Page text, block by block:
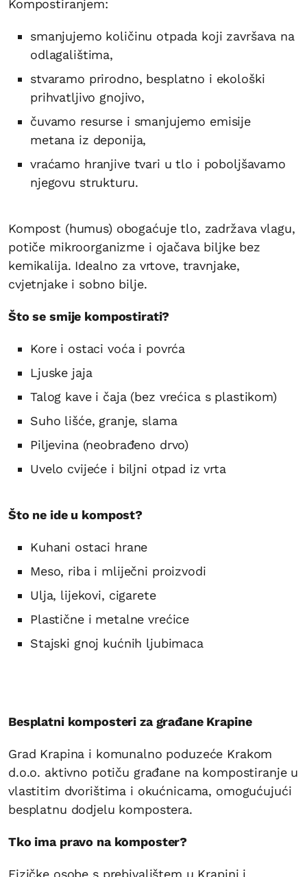
Kompostiranjem:
smanjujemo količinu otpada koji završava na
odlagalištima,
stvaramo prirodno, besplatno i ekološki
prihvatljivo gnojivo,
čuvamo resurse i smanjujemo emisije
metana iz deponija,
vraćamo hranjive tvari u tlo i poboljšavamo
njegovu strukturu.
Kompost (humus) obogaćuje tlo, zadržava vlagu,
potiče mikroorganizme i ojačava biljke bez
kemikalija. Idealno za vrtove, travnjake,
cvjetnjake i sobno bilje.
Što se smije kompostirati?
Kore i ostaci voća i povrća
Ljuske jaja
Talog kave i čaja (bez vrećica s plastikom)
Suho lišće, granje, slama
Piljevina (neobrađeno drvo)
Uvelo cvijeće i biljni otpad iz vrta
Što ne ide u kompost?
Kuhani ostaci hrane
Meso, riba i mliječni proizvodi
Ulja, lijekovi, cigarete
Plastične i metalne vrećice
Stajski gnoj kućnih ljubimaca
Besplatni komposteri za građane Krapine
Grad Krapina i komunalno poduzeće Krakom
d.o.o. aktivno potiču građane na kompostiranje u
vlastitim dvorištima i okućnicama, omogućujući
besplatnu dodjelu kompostera.
Tko ima pravo na komposter?
Fizičke osobe s prebivalištem u Krapini i